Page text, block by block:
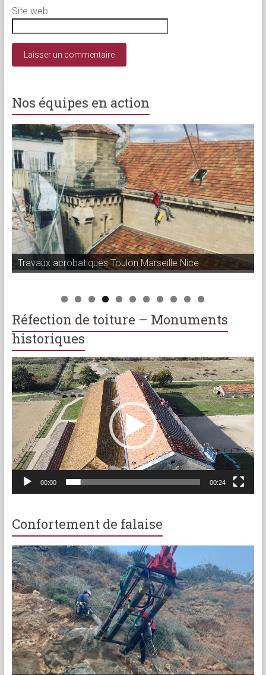
Site web
Nos équipes en action
Travaux acrobatiques Toulon Marseille Nice
Réfection de toiture – Monuments
historiques
Lecteur
vidéo
00:00 00:24
Confortement de falaise